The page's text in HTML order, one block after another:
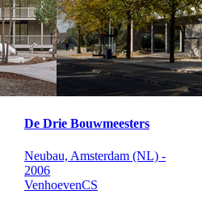
De Drie Bouwmeesters
Neubau, Amsterdam (NL) -
2006
VenhoevenCS